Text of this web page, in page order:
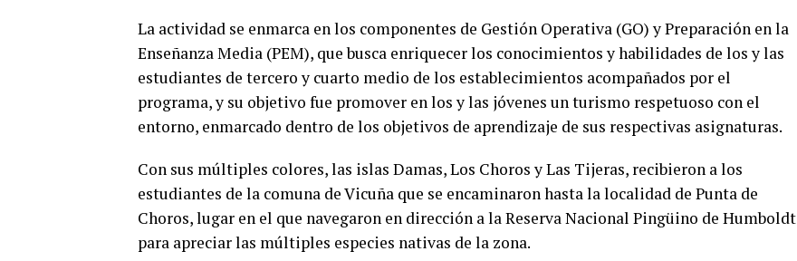
La actividad se enmarca en los componentes de Gestión Operativa (GO) y Preparación en la
Enseñanza Media (PEM), que busca enriquecer los conocimientos y habilidades de los y las
estudiantes de tercero y cuarto medio de los establecimientos acompañados por el
programa, y su objetivo fue promover en los y las jóvenes un turismo respetuoso con el
entorno, enmarcado dentro de los objetivos de aprendizaje de sus respectivas asignaturas.
Con sus múltiples colores, las islas Damas, Los Choros y Las Tijeras, recibieron a los
estudiantes de la comuna de Vicuña que se encaminaron hasta la localidad de Punta de
Choros, lugar en el que navegaron en dirección a la Reserva Nacional Pingüino de Humboldt
para apreciar las múltiples especies nativas de la zona.